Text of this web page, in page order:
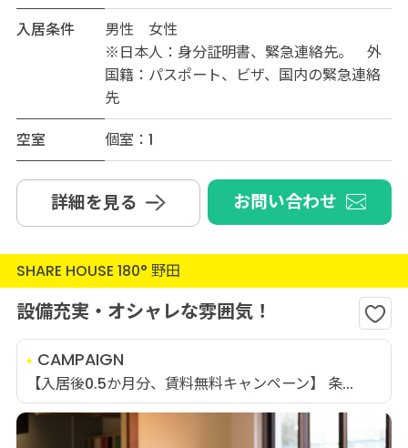
入居条件
男性 女性
※日本人：身分証明書、緊急連絡先。 外
国籍：パスポート、ビザ、国内の緊急連絡
先
空室
個室：1
詳細を見る お問い合わせ
SHARE HOUSE 180° 野田
設備充実・オシャレな雰囲気！
CAMPAIGN
【入居後0.5か月分、賃料無料キャンペーン】 条...